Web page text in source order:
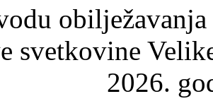
svetkovine
2026.